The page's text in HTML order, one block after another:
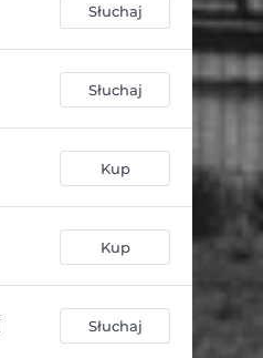
Słuchaj
Słuchaj
Kup
Kup
Słuchaj